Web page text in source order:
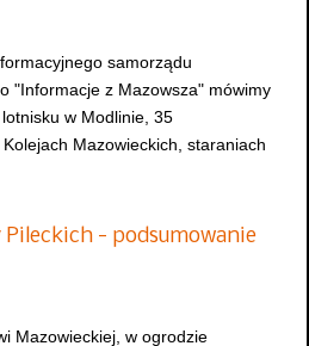
samorządu
"Informacje z Mazowsza" mówimy
w Modlinie, 35
Mazowieckich, staraniach
Pileckich - podsumowanie
Mazowieckiej, w ogrodzie